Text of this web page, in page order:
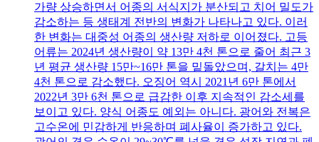
가량 상승하면서 어종의 서식지가 분산되고 치어 밀도가
감소하는 등 생태계 전반의 변화가 나타나고 있다. 이러
한 변화는 대중성 어종의 생산량 저하로 이어졌다. 고등
어류는 2024년 생산량이 약 13만 4천 톤으로 줄어 최근 3
년 평균 생산량 15만~16만 톤을 밑돌았으며, 갈치는 4만
4천 톤으로 감소했다. 오징어 역시 2021년 6만 톤에서
2022년 3만 6천 톤으로 급감한 이후 지속적인 감소세를
보이고 있다. 양식 어종도 예외는 아니다. 광어와 전복은
고수온에 민감하게 반응하며 폐사율이 증가하고 있다.